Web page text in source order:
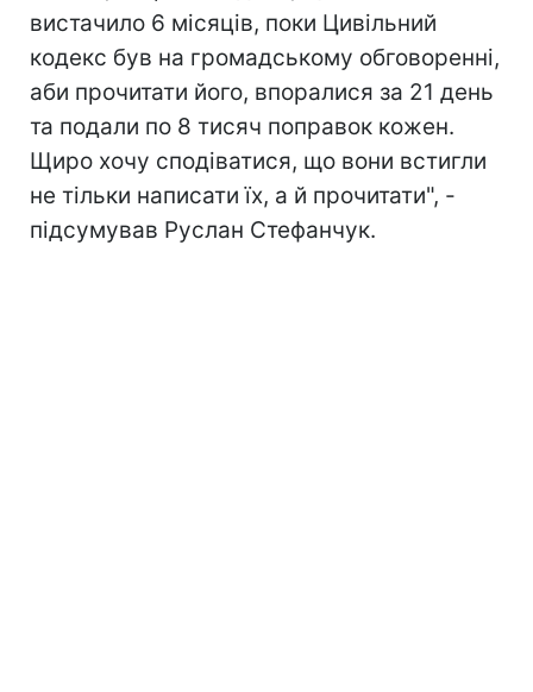
вистачило 6 місяців, поки Цивільний
кодекс був на громадському обговоренні,
аби прочитати його, впоралися за 21 день
та подали по 8 тисяч поправок кожен.
Щиро хочу сподіватися, що вони встигли
не тільки написати їх, а й прочитати", -
підсумував Руслан Стефанчук.